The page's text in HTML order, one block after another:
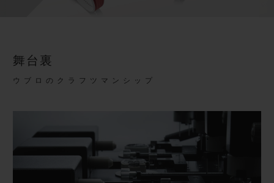
舞台裏
ウブロのクラフツマンシップ